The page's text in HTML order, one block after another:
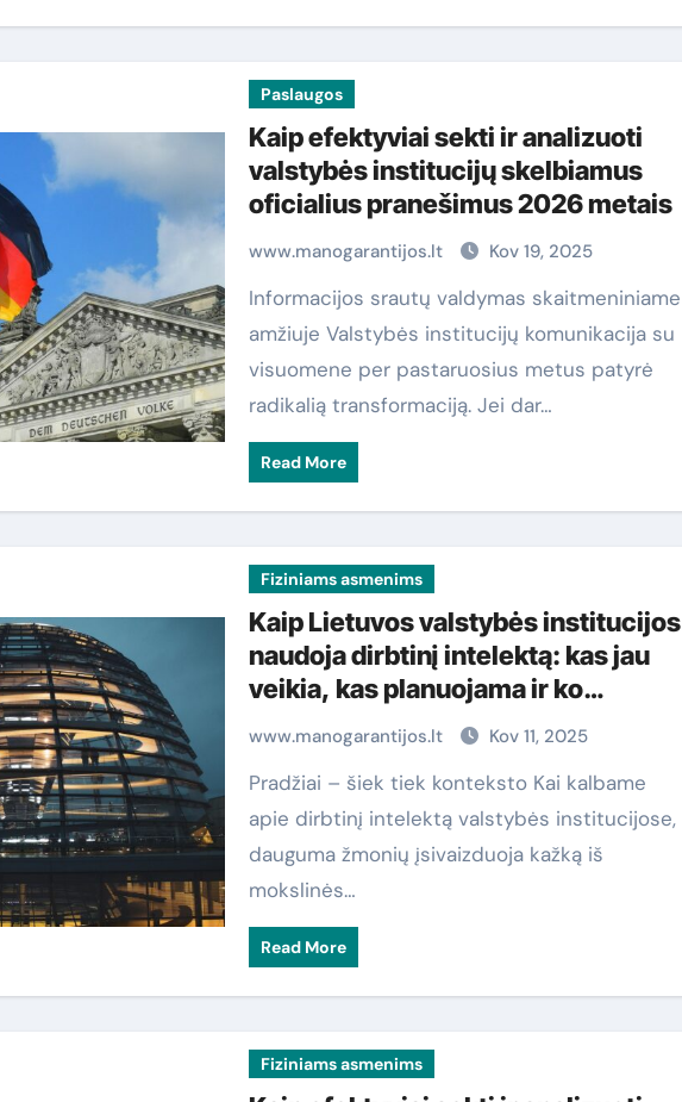
Paslaugos
Kaip efektyviai sekti ir analizuoti
valstybės institucijų skelbiamus
oficialius pranešimus 2026 metais
www.manogarantijos.lt Kov 19, 2025
Informacijos srautų valdymas skaitmeniniame
amžiuje Valstybės institucijų komunikacija su
visuomene per pastaruosius metus patyrė
radikalią transformaciją. Jei dar…
Read More
Fiziniams asmenims
Kaip Lietuvos valstybės institucijos
naudoja dirbtinį intelektą: kas jau
veikia, kas planuojama ir ko
piliečiai dar nežino
www.manogarantijos.lt Kov 11, 2025
Pradžiai – šiek tiek konteksto Kai kalbame
apie dirbtinį intelektą valstybės institucijose,
dauguma žmonių įsivaizduoja kažką iš
mokslinės…
Read More
Fiziniams asmenims